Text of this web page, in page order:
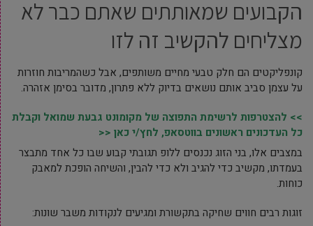
הקבועים שמאותתים שאתם כבר לא
מצליחים להקשיב זה לזו
קונפליקטים הם חלק טבעי מחיים משותפים, אבל כשהמריבות חוזרות
על עצמן סביב אותם נושאים בדיוק ללא פתרון, מדובר בסימן אזהרה.
>> להצטרפות לרשימת התפוצה של מקומונט גבעת שמואל וקבלת
כל העדכונים ראשונים בווטסאפ, לחץ/י כאן <<
במצבים אלו, בני הזוג נכנסים ללופ תגובתי קבוע שבו כל אחד מתבצר
בעמדתו, מקשיב כדי להגיב ולא כדי להבין, והשיחה הופכת למאבק
כוחות.
זוגות רבים חווים שחיקה בתקשורת ומגיעים לנקודות משבר שונות: